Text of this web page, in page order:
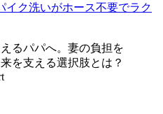
イク洗いがホース不要でラク